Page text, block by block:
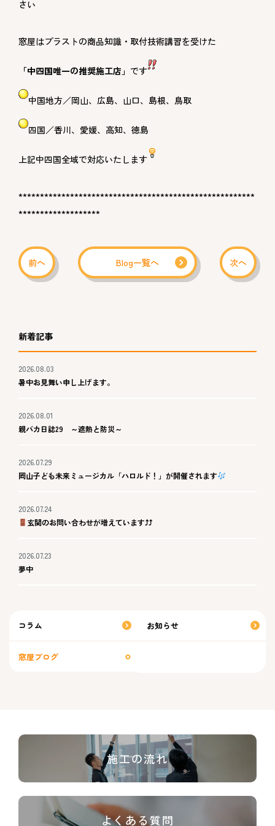
さい
窓屋はプラストの商品知識・取付技術講習を受けた
「中四国唯一の推奨施工店」 です
中国地方／岡山、広島、山口、島根、鳥取
四国／香川、愛媛、高知、徳島
上記中四国全域で対応いたします
*******************************************************
*******************
前へ 次へ
Blog一覧へ
新着記事
2026.08.03
暑中お見舞い申し上げます。
2026.08.01
親バカ日誌29 ～遮熱と防災～
2026.07.29
岡山子ども未来ミュージカル「ハロルド！」が開催されます
2026.07.24
玄関のお問い合わせが増えています⤴⤴
2026.07.23
夢中
コラム お知らせ
窓屋ブログ
施工の流れ
よくある質問